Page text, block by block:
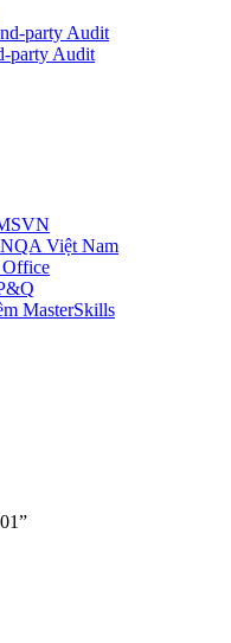
party Audit
party Audit
Việt Nam
Office
MasterSkills